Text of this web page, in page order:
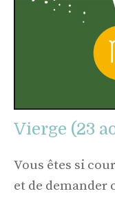
Vierge (23
Vous êtes si
et de demander